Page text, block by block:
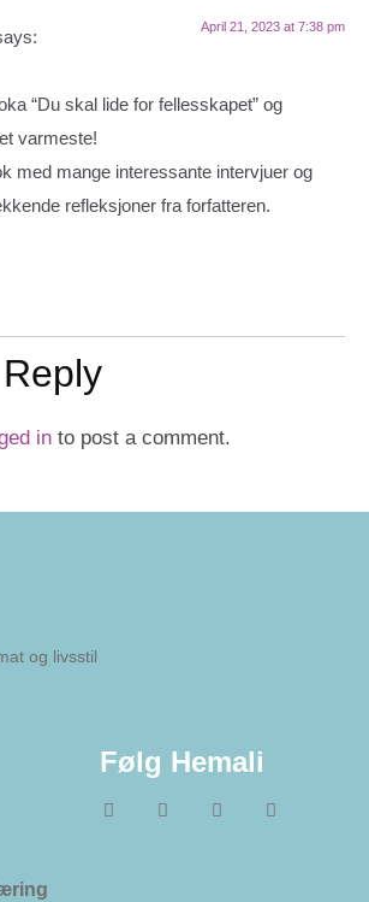
April 21, 2023 at 7:38 pm
“Du skal lide for fellesskapet” og
varmeste!
med mange interessante intervjuer og
refleksjoner fra forfatteren.
in to post a comment.
og livsstil
Følg Hemali